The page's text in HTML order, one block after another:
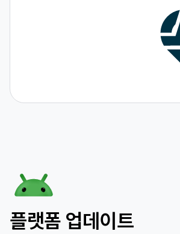
플랫폼 업데이트